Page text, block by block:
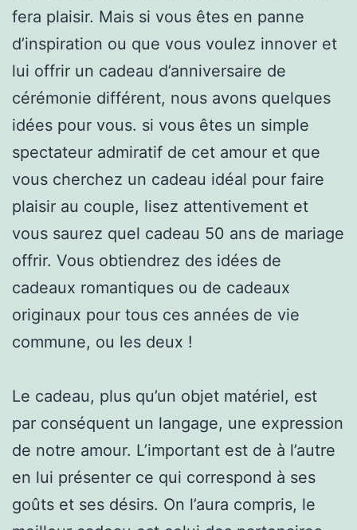
fera plaisir. Mais si vous êtes en panne
d’inspiration ou que vous voulez innover et
lui offrir un cadeau d’anniversaire de
cérémonie différent, nous avons quelques
idées pour vous. si vous êtes un simple
spectateur admiratif de cet amour et que
vous cherchez un cadeau idéal pour faire
plaisir au couple, lisez attentivement et
vous saurez quel cadeau 50 ans de mariage
offrir. Vous obtiendrez des idées de
cadeaux romantiques ou de cadeaux
originaux pour tous ces années de vie
commune, ou les deux !
Le cadeau, plus qu’un objet matériel, est
par conséquent un langage, une expression
de notre amour. L’important est de à l’autre
en lui présenter ce qui correspond à ses
goûts et ses désirs. On l’aura compris, le